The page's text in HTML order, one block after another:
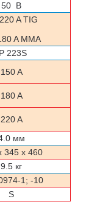
50 В
A TIG
A MMA
223S
150A
180 A
220 A
мм
345 x 460
9.5 кг
1; -10
S